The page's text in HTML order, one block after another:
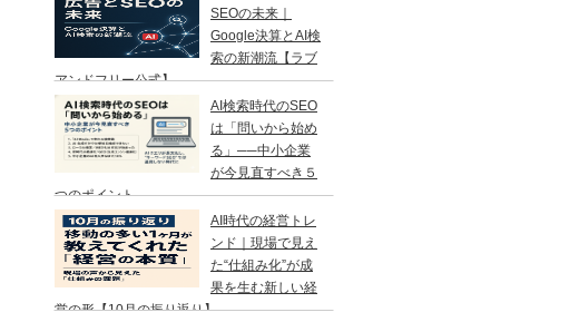
SEOの未来｜
Google決算とAI検
索の新潮流【ラブ
アンドフリー公式】
AI検索時代のSEO
は「問いから始め
る」──中小企業
が今見直すべき５
つのポイント
AI時代の経営トレ
ンド｜現場で見え
た“仕組み化”が成
果を生む新しい経
営の形【10月の振り返り】